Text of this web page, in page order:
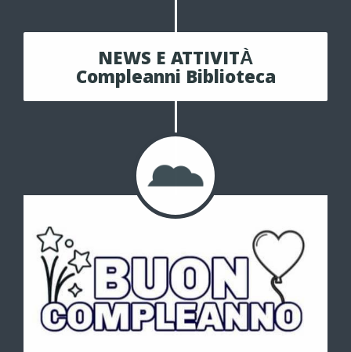
NEWS E ATTIVITÀ
Compleanni Biblioteca